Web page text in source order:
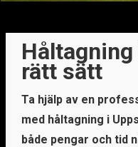
rätt sätt
Ta hjälp av en
med håltagning i
både pengar och tid